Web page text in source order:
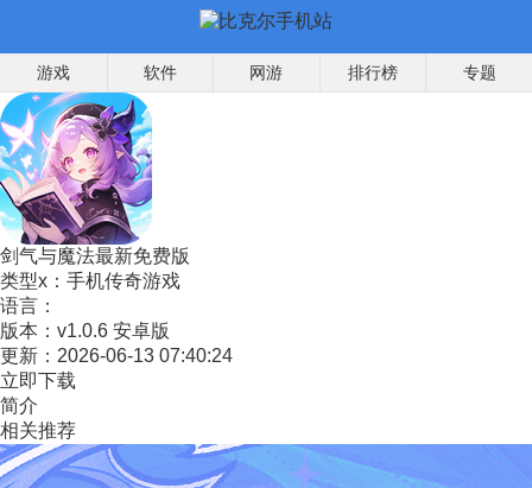
游戏 软件 网游 排行榜 专题
剑气与魔法最新免费版
类型x： 手机传奇游戏
语言：
版本： v1.0.6 安卓版
更新： 2026-06-13 07:40:24
立即下载
简介
相关推荐